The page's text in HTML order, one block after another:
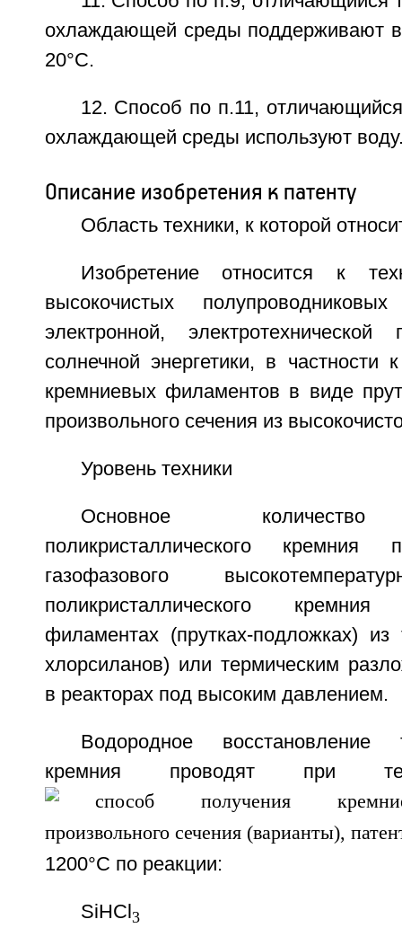
охлаждающей среды поддерживают
20°C.
12. Способ по п.11,
охлаждающей среды используют
Описание изобретения к патенту
Область техники, к которой
Изобретение относится к
высокочистых
электронной,
солнечной энергетики, в частности
кремниевых филаментов в виде
произвольного сечения из
Уровень техники
Основное количество
поликристаллического кремния
газофазового
поликристаллического
филаментах (прутках-подложках) из
хлорсиланов) или термическим
в реакторах под высоким давлением.
Водородное восстановление
кремния проводят при
1200°С по реакции:
SiHCl 3